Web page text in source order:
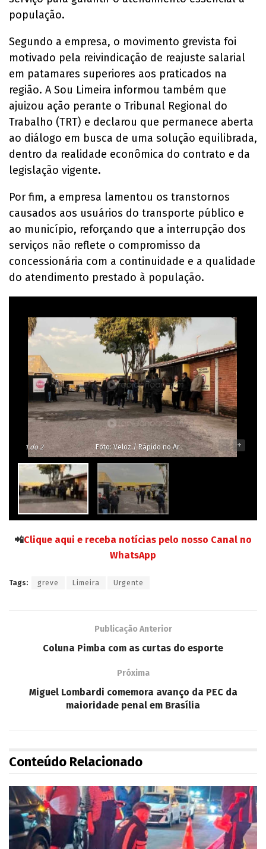
população.
Segundo a empresa, o movimento grevista foi
motivado pela reivindicação de reajuste salarial
em patamares superiores aos praticados na
região. A Sou Limeira informou também que
ajuizou ação perante o Tribunal Regional do
Trabalho (TRT) e declarou que permanece aberta
ao diálogo em busca de uma solução equilibrada,
dentro da realidade econômica do contrato e da
legislação vigente.
Por fim, a empresa lamentou os transtornos
causados aos usuários do transporte público e
ao município, reforçando que a interrupção dos
serviços não reflete o compromisso da
concessionária com a continuidade e a qualidade
do atendimento prestado à população.
1do 2 Foto: Veloz / Rápido no Ar - +
📲Clique aqui e receba notícias pelo nosso Canal no
WhatsApp
Tags: greve Limeira Urgente
Publicação Anterior
Coluna Pimba com as curtas do esporte
Próxima
Miguel Lombardi comemora avanço da PEC da
maioridade penal em Brasília
Conteúdo Relacionado